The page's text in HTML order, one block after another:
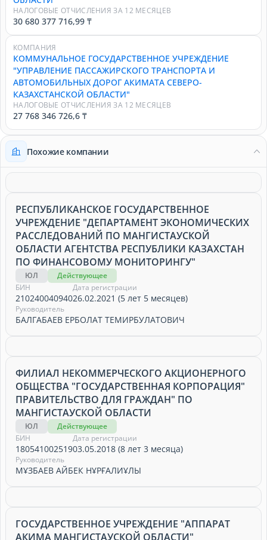
НАЛОГОВЫЕ ОТЧИСЛЕНИЯ ЗА 12 МЕСЯЦЕВ
30 680 377 716,99 ₸
КОМПАНИЯ
КОММУНАЛЬНОЕ ГОСУДАРСТВЕННОЕ УЧРЕЖДЕНИЕ
"УПРАВЛЕНИЕ ПАССАЖИРСКОГО ТРАНСПОРТА И
АВТОМОБИЛЬНЫХ ДОРОГ АКИМАТА СЕВЕРО-
КАЗАХСТАНСКОЙ ОБЛАСТИ"
НАЛОГОВЫЕ ОТЧИСЛЕНИЯ ЗА 12 МЕСЯЦЕВ
27 768 346 726,6 ₸
Похожие компании
РЕСПУБЛИКАНСКОЕ ГОСУДАРСТВЕННОЕ
УЧРЕЖДЕНИЕ "ДЕПАРТАМЕНТ ЭКОНОМИЧЕСКИХ
РАССЛЕДОВАНИЙ ПО МАНГИСТАУСКОЙ
ОБЛАСТИ АГЕНТСТВА РЕСПУБЛИКИ КАЗАХСТАН
ПО ФИНАНСОВОМУ МОНИТОРИНГУ"
ЮЛ
Действующее
БИН
210240040940
Дата регистрации
26.02.2021 (5 лет 5 месяцев)
Руководитель
БАЛГАБАЕВ ЕРБОЛАТ ТЕМИРБУЛАТОВИЧ
ФИЛИАЛ НЕКОММЕРЧЕСКОГО АКЦИОНЕРНОГО
ОБЩЕСТВА "ГОСУДАРСТВЕННАЯ КОРПОРАЦИЯ"
ПРАВИТЕЛЬСТВО ДЛЯ ГРАЖДАН" ПО
МАНГИСТАУСКОЙ ОБЛАСТИ
ЮЛ
Действующее
БИН
180541002519
Дата регистрации
03.05.2018 (8 лет 3 месяца)
Руководитель
МҰЗБАЕВ АЙБЕК НҰРҒАЛИҰЛЫ
ГОСУДАРСТВЕННОЕ УЧРЕЖДЕНИЕ "АППАРАТ
АКИМА МАНГИСТАУСКОЙ ОБЛАСТИ"